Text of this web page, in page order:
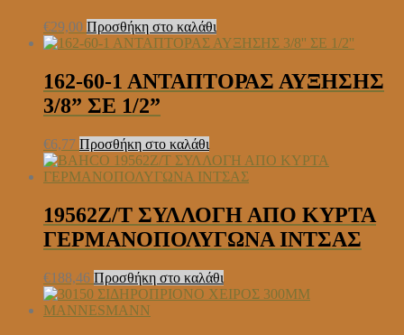
€29,00 Προσθήκη στο καλάθι
162-60-1 ΑΝΤΑΠΤΟΡΑΣ ΑΥΞΗΣΗΣ
3/8” ΣΕ 1/2”
€6,77 Προσθήκη στο καλάθι
19562Z/T ΣΥΛΛΟΓΗ ΑΠΟ ΚΥΡΤΑ
ΓΕΡΜΑΝΟΠΟΛΥΓΩΝΑ ΙΝΤΣΑΣ
€188,46 Προσθήκη στο καλάθι